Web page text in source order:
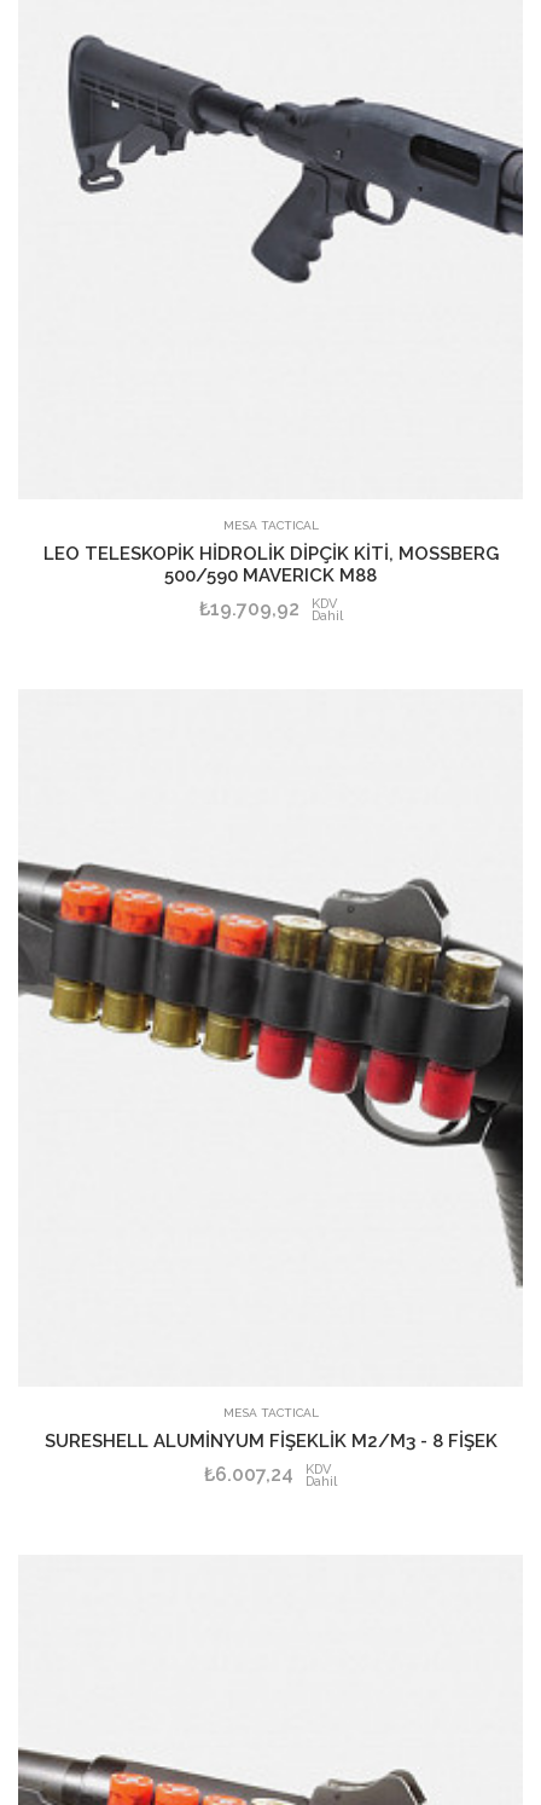
SEPETE EKLE
MESA TACTICAL
LEO TELESKOPİK HİDROLİK DİPÇİK KİTİ, MOSSBERG
500/590 MAVERICK M88
₺19.709,92 KDV
Dahil
SEPETE EKLE
MESA TACTICAL
SURESHELL ALUMİNYUM FİŞEKLİK M2/M3 - 8 FİŞEK
₺6.007,24 KDV
Dahil